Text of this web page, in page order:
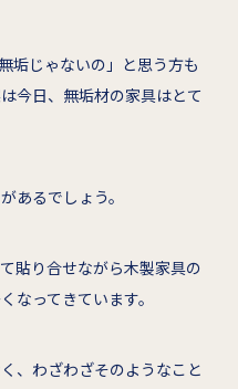
垢じゃないの」と思う方も
今日、無垢材の家具はとて
あるでしょう。
貼り合せながら木製家具の
なってきています。
、わざわざそのようなこと